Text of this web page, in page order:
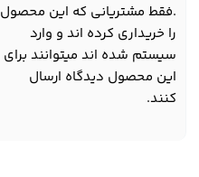
.فقط مشتریانی که این محصول
را خریداری کرده اند و وارد
سیستم شده اند میتوانند برای
این محصول دیدگاه ارسال
کنند.